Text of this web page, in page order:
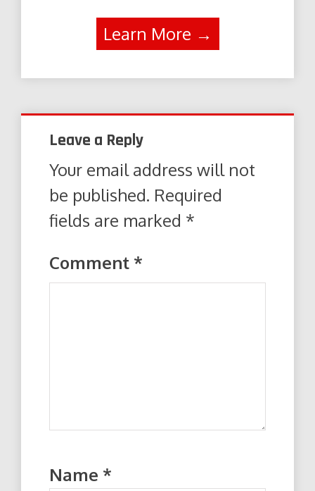
Learn More →
Leave a Reply
Your email address will not
be published. Required
fields are marked *
Comment *
Name *